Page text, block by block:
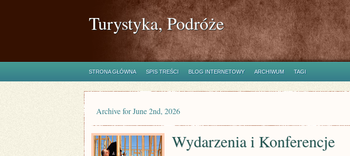
Turystyka, Podróże
STRONA GŁÓWNA SPIS TREŚCI BLOG INTERNETOWY ARCHIWUM TAGI
Archive for June 2nd, 2026
Wydarzenia i Konferencje